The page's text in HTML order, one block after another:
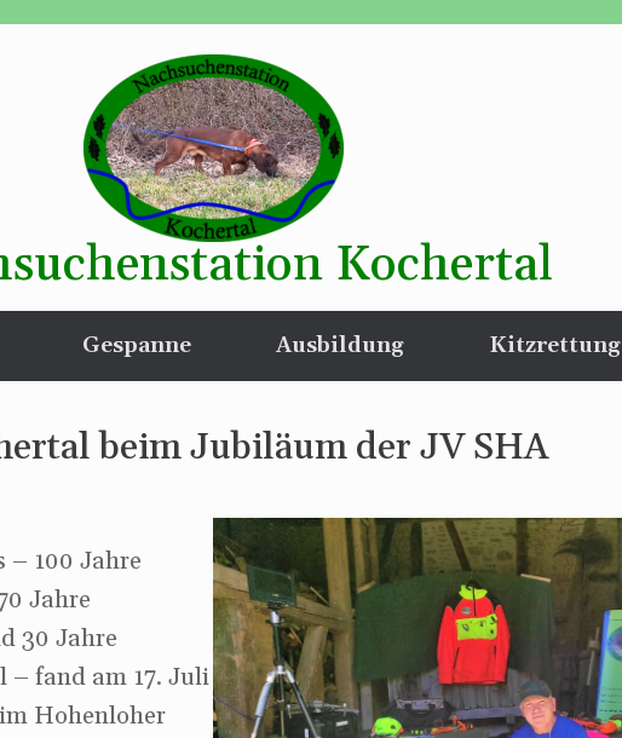
Kochertal
Gespanne Ausbildung Kitzrettung
beim Jubiläum der JV SHA
– 100 Jahre
Jahre
30 Jahre
– fand am 17. Juli
Hohenloher